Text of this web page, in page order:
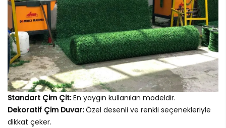
Standart Çim Çit:En yaygın kullanılan modeldir.
Dekoratif Çim Duvar:Özel desenli ve renkli seçenekleriyle
dikkat çeker.